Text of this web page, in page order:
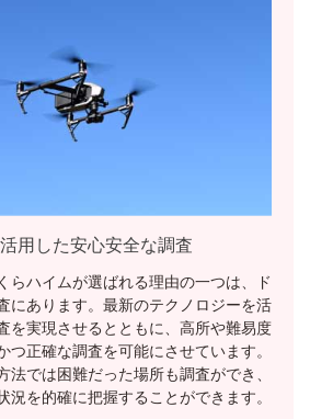
用した安心安全な調査
らハイムが選ばれる理由の一つは、ド
にあります。最新のテクノロジーを活
を実現させるとともに、高所や難易度
正確な調査を可能にさせています。
法では困難だった場所も調査ができ、
況を的確に把握することができます。